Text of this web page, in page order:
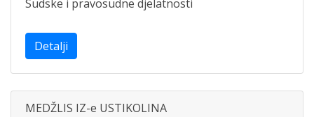
Sudske i pravosudne djelatnosti
Detalji
MEDŽLIS IZ-e USTIKOLINA